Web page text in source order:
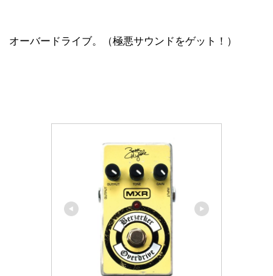
オーバードライブ。（極悪サウンドをゲット！）